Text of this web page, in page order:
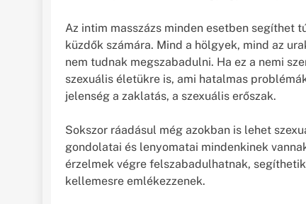
Az intim masszázs minden esetben segíthet
küzdők számára. Mind a hölgyek, mind az
nem tudnak megszabadulni. Ha ez a nemi
szexuális életükre is, ami hatalmas
jelenség a zaklatás, a szexuális erőszak.
Sokszor ráadásul még azokban is lehet
gondolatai és lenyomatai mindenkinek
érzelmek végre felszabadulhatnak,
kellemesre emlékezzenek.